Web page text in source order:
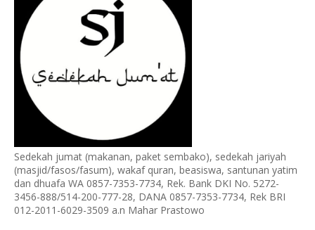
Sedekah jumat (makanan, paket sembako), sedekah jariyah
(masjid/fasos/fasum), wakaf quran, beasiswa, santunan yatim
dan dhuafa WA 0857-7353-7734, Rek. Bank DKI No. 5272-
3456-888/514-200-777-28, DANA 0857-7353-7734, Rek BRI
012-2011-6029-3509 a.n Mahar Prastowo